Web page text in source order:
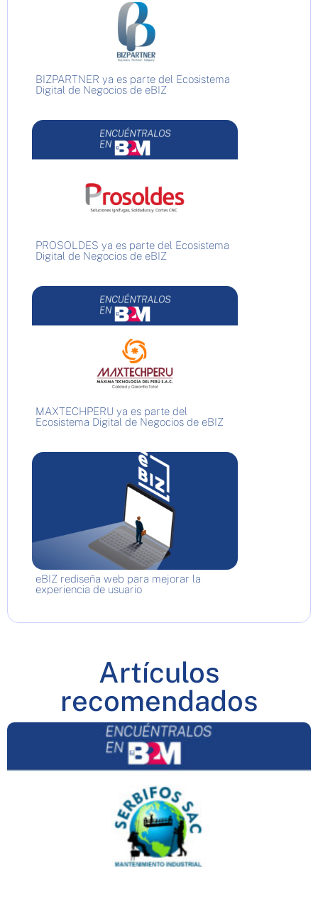
BIZPARTNER ya es parte del Ecosistema
Digital de Negocios de eBIZ
PROSOLDES ya es parte del Ecosistema
Digital de Negocios de eBIZ
MAXTECHPERU ya es parte del
Ecosistema Digital de Negocios de eBIZ
eBIZ rediseña web para mejorar la
experiencia de usuario
Artículos
recomendados